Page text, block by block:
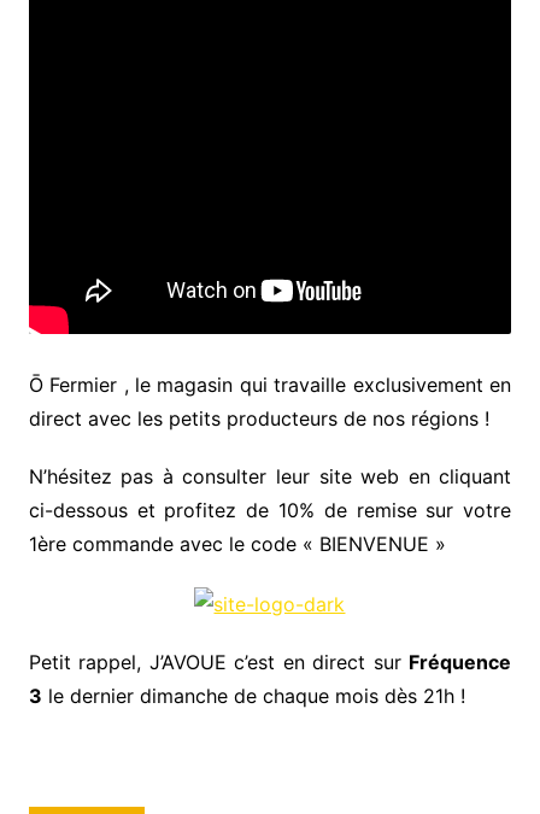
Ō Fermier , le magasin qui travaille exclusivement en
direct avec les petits producteurs de nos régions !
N’hésitez pas à consulter leur site web en cliquant
ci-dessous et profitez de 10% de remise sur votre
1ère commande avec le code « BIENVENUE »
Petit rappel, J’AVOUE c’est en direct sur Fréquence
3 le dernier dimanche de chaque mois dès 21h !